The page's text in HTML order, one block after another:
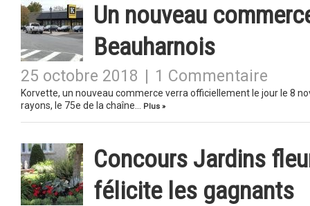
Un nouveau
Beauharnois
25 octobre 2018 1 Commentaire
Korvette, un nouveau commerce verra officiellement le jour le 8
rayons, le 75e de la chaîne…
Plus »
Concours Jardins
félicite les gagnants